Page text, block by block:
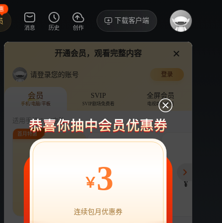
消息 历史 创作
下载客户端
啊鸥姐
北鼻
讨论·1873
巧手神探
综艺 推理
评论 分享
免前贴片广告，解锁会员权益
广告特权
立即开通
开通会员，观看完整内容
请登录您的账号 登录
会员
手机/电脑/平板
SVIP
SVIP剧场免费看
全屏会员
电视端也能用
适用手机/Pad/电脑
首月特惠
¥ ¥
￥3
连续包月优惠券